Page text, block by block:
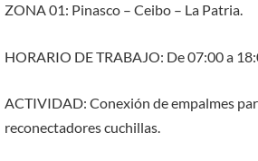
ZONA 01: Pinasco – Ceibo – La Patria.
HORARIO DE TRABAJO: De 07:00 a
ACTIVIDAD: Conexión de empalmes
reconectadores cuchillas.